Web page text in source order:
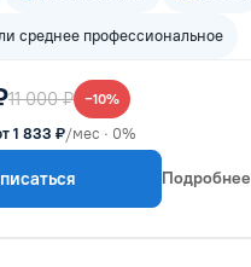
среднее профессиональное
11 000 ₽ −10%
1 833 ₽/мес · 0%
Подробнее